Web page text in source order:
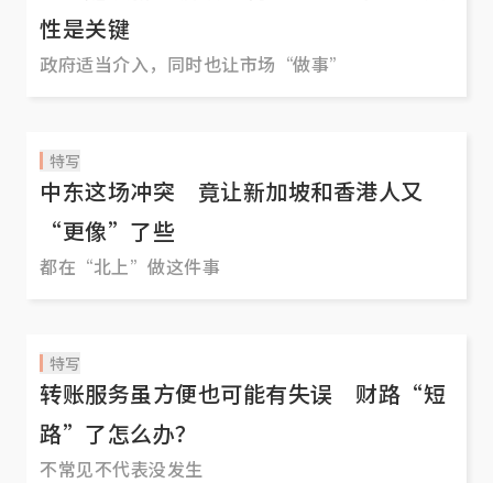
性是关键
政府适当介入，同时也让市场“做事”
特写
中东这场冲突 竟让新加坡和香港人又
“更像”了些
都在“北上”做这件事
特写
转账服务虽方便也可能有失误 财路“短
路”了怎么办？
不常见不代表没发生